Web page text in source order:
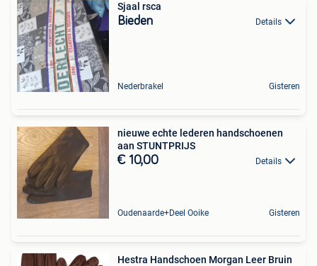
Sjaal rsca
Bieden Details
Nederbrakel Gisteren
nieuwe echte lederen handschoenen
aan STUNTPRIJS
€ 10,00 Details
Oudenaarde+Deel Ooike Gisteren
Hestra Handschoen Morgan Leer Bruin